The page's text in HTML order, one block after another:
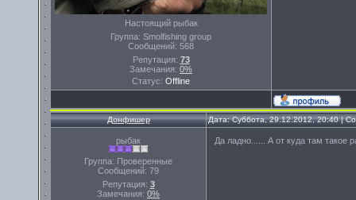
Настоящий рыбак
Группа: Smolfishing group
Сообщений: 568
Репутация: 73
Замечания: 0%
Статус: Offline
Донфишер Дата: Суббота, 29.12.2012, 20:40 |
рыбак
Группа: Проверенные
Сообщений: 79
Репутация: 3
Замечания: 0%
Да ладно...... А от куда там такое